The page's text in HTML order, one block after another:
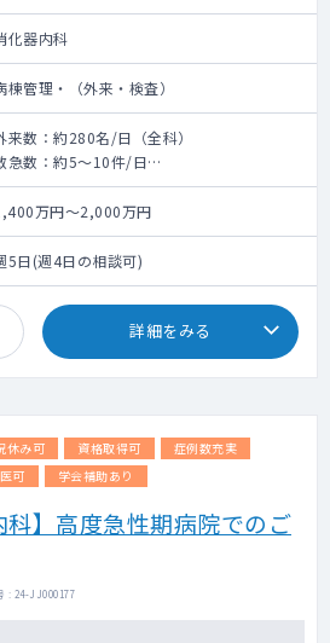
化器内科
棟管理・（外来・検査）
来数：約280名/日（全科）
急数：約5～10件/日
査内容：上下内視鏡、CT、超音波検査など
万円～2,000万円
5日(週4日の相談可)
詳細をみる
休み可 資格取得可
症例数充実
可 学会補助あり
科】高度急性期病院でのご
: 24-JJ000177